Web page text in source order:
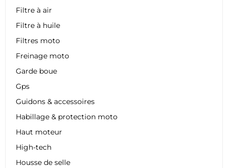
Filtre à air
Filtre à huile
Filtres moto
Freinage moto
Garde boue
Gps
Guidons & accessoires
Habillage & protection moto
Haut moteur
High-tech
Housse de selle